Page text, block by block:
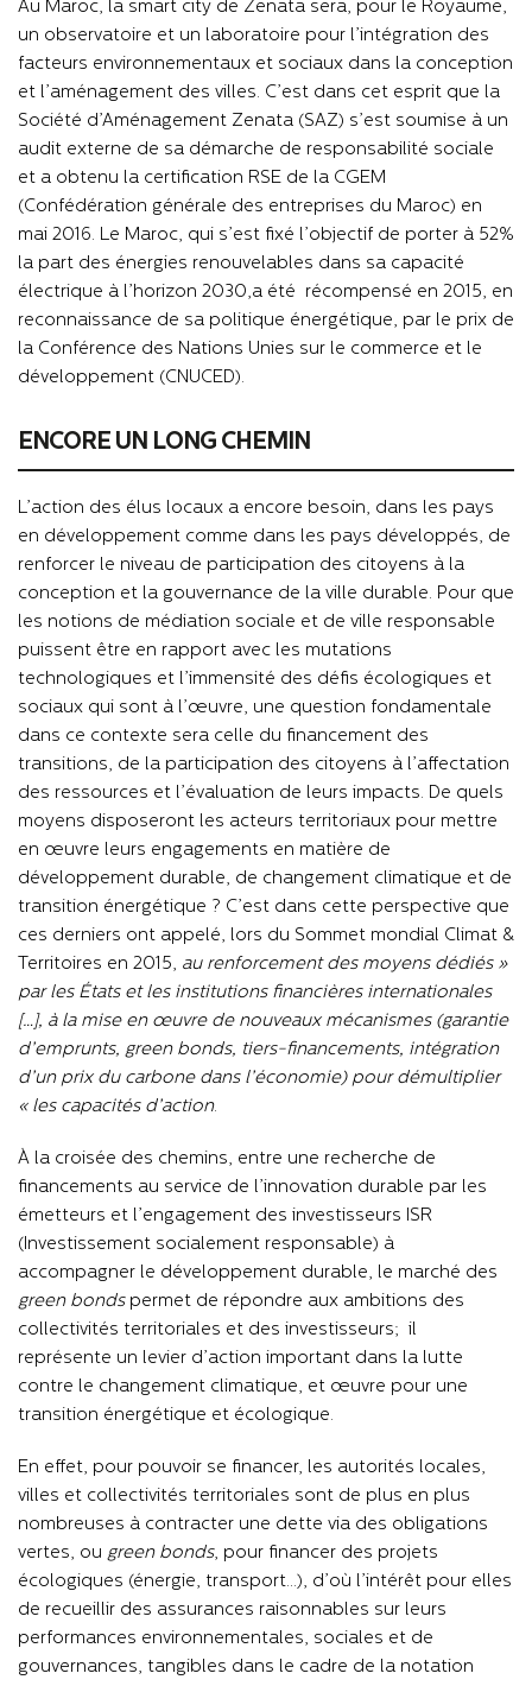
Au Maroc, la smart city de Zenata sera, pour le Royaume,
un observatoire et un laboratoire pour l’intégration des
facteurs environnementaux et sociaux dans la conception
et l’aménagement des villes. C’est dans cet esprit que la
Société d’Aménagement Zenata (SAZ) s’est soumise à un
audit externe de sa démarche de responsabilité sociale
et a obtenu la certification RSE de la CGEM
(Confédération générale des entreprises du Maroc) en
mai 2016. Le Maroc, qui s’est fixé l’objectif de porter à 52%
la part des énergies renouvelables dans sa capacité
électrique à l’horizon 2030,
récompensé en 2015, en
reconnaissance de sa politique énergétique, par le prix de
la Conférence des Nations Unies sur le commerce et le
développement (CNUCED).
ENCORE UN LONG CHEMIN
L’action des élus locaux a encore besoin, dans les pays
en développement comme dans les pays développés, de
renforcer le niveau de participation des citoyens à la
conception et la gouvernance de la ville durable. Pour que
les notions de médiation sociale et de ville responsable
puissent être en rapport avec les mutations
technologiques et l’immensité des défis écologiques et
sociaux qui sont à l’œuvre, une question fondamentale
dans ce contexte sera celle du financement des
transitions, de la participation des citoyens à l’affectation
des ressources et l’évaluation de leurs impacts. De quels
moyens disposeront les acteurs territoriaux pour mettre
en œuvre leurs engagements en matière de
développement durable, de changement climatique et de
transition énergétique ? C’est dans cette perspective que
ces derniers ont appelé, lors du Sommet mondial Climat &
Territoires en 2015, « au renforcement des moyens dédiés
par les États et les institutions financières internationales
[…], à la mise en œuvre de nouveaux mécanismes (garantie
d’emprunts, green bonds, tiers-financements, intégration
d’un prix du carbone dans l’économie) pour démultiplier
les capacités d’action ».
À la croisée des chemins, entre une recherche de
financements au service de l’innovation durable par les
émetteurs et l’engagement des investisseurs ISR
(Investissement socialement responsable) à
accompagner le développement durable, le marché des
green bonds permet de répondre aux ambitions des
collectivités territoriales et des investisseurs; il
représente un levier d’action important dans la lutte
contre le changement climatique, et œuvre pour une
transition énergétique et écologique.
En effet, pour pouvoir se financer, les autorités locales,
villes et collectivités territoriales sont de plus en plus
nombreuses à contracter une dette via des obligations
vertes, ou green bonds, pour financer des projets
écologiques (énergie, transport…), d’où l’intérêt pour elles
de recueillir des assurances raisonnables sur leurs
performances environnementales, sociales et de
gouvernances, tangibles dans le cadre de la notation